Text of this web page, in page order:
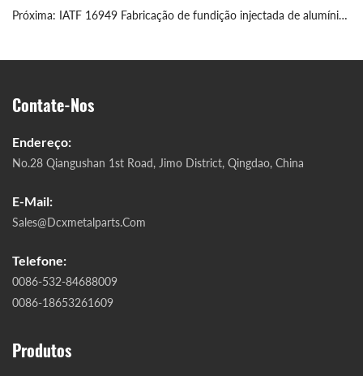
Próxima: IATF 16949 Fabricação de fundição injectada de alumínio automóvel
Contate-Nos
Endereço:
No.28 Qiangushan 1st Road, Jimo District, Qingdao, China
E-Mail:
Sales@dcxmetalparts.com
Telefone:
0086-532-84688009
0086-18653261609
Produtos